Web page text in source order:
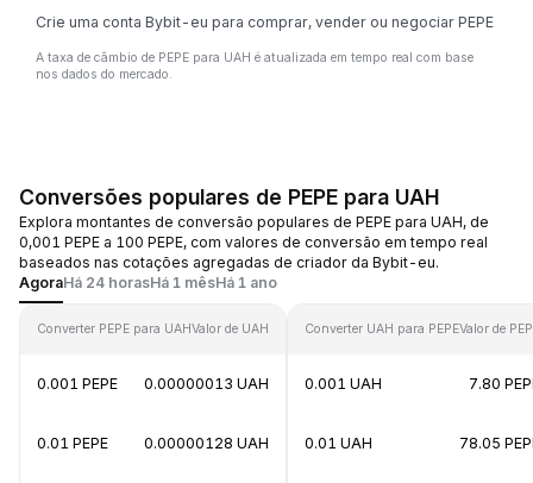
Crie uma conta Bybit-eu para comprar, vender ou negociar PEPE
A taxa de câmbio de PEPE para UAH é atualizada em tempo real com base
nos dados do mercado.
Conversões populares de PEPE para UAH
Explora montantes de conversão populares de PEPE para UAH, de
0,001 PEPE a 100 PEPE, com valores de conversão em tempo real
baseados nas cotações agregadas de criador da Bybit-eu.
AgoraHá 24 horasHá 1 mêsHá 1 ano
Converter PEPE para UAHValor de UAH
0.001 PEPE 0.00000013 UAH
0.01 PEPE 0.00000128 UAH
Converter UAH para PEPEValor de
0.001 UAH 7.80
0.01 UAH 78.05